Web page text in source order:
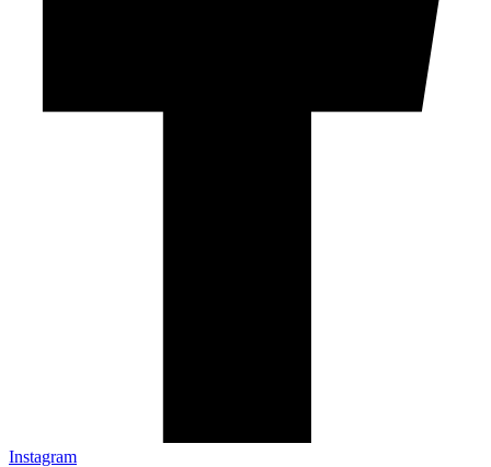
Instagram